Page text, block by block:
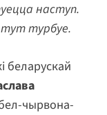
наступ.
турбуе.
беларускай
чырвона-